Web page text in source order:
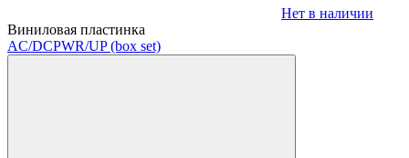
Нет в наличии
Виниловая пластинка
AC/DCPWR/UP (box set)